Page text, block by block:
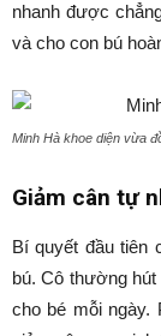
nhanh được
và cho con bú
Minh Hà khoe diện vừa
Giảm cân tự
Bí quyết đầu tiên
bú. Cô thường
cho bé mỗi ngày.